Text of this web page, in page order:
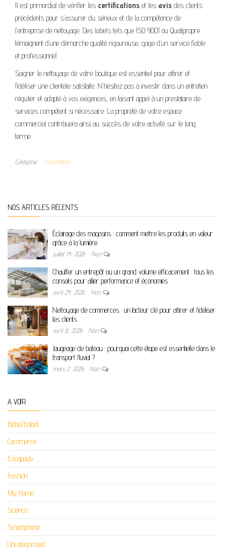
Il est primordial de vérifier les certifications et les avis des clients
précédents pour s’assurer du sérieux et de la compétence de
l’entreprise de nettoyage. Des labels tels que ISO 9001 ou Qualipropre
témoignent d’une démarche qualité rigoureuse, gage d’un service fiable
et professionnel.
Soigner le nettoyage de votre boutique est essentiel pour attirer et
fidéliser une clientèle satisfaite. N’hésitez pas à investir dans un entretien
régulier et adapté à vos exigences, en faisant appel à un prestataire de
services compétent si nécessaire. La propreté de votre espace
commercial contribuera ainsi au succès de votre activité sur le long
terme.
Catégorie Commerce
NOS ARTICLES RÉCENTS
Éclairage des magasins : comment mettre les produits en valeur
grâce à la lumière
juillet 14, 2026 Non
Chauffer un entrepôt ou un grand volume efficacement : tous les
conseils pour allier performance et économies
avril 24, 2026 Non
Nettoyage de commerces : un facteur clé pour attirer et fidéliser
les clients
avril 8, 2026 Non
Jaugeage de bateau : pourquoi cette étape est essentielle dans le
transport fluvial ?
mars 2, 2026 Non
A VOIR
Bébé/Enfant
Commerce
Escapade
Fashion
My home
Science
Smartphone
Uncategorized